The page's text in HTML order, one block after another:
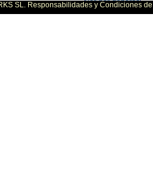
SL. Responsabilidades y Condiciones de